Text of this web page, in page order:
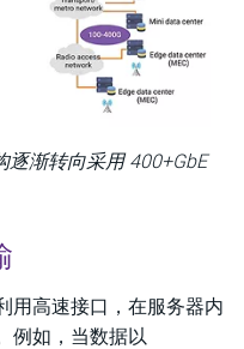
渐转向采用 400+GbE
用高速接口，在服务器内
例如，当数据以